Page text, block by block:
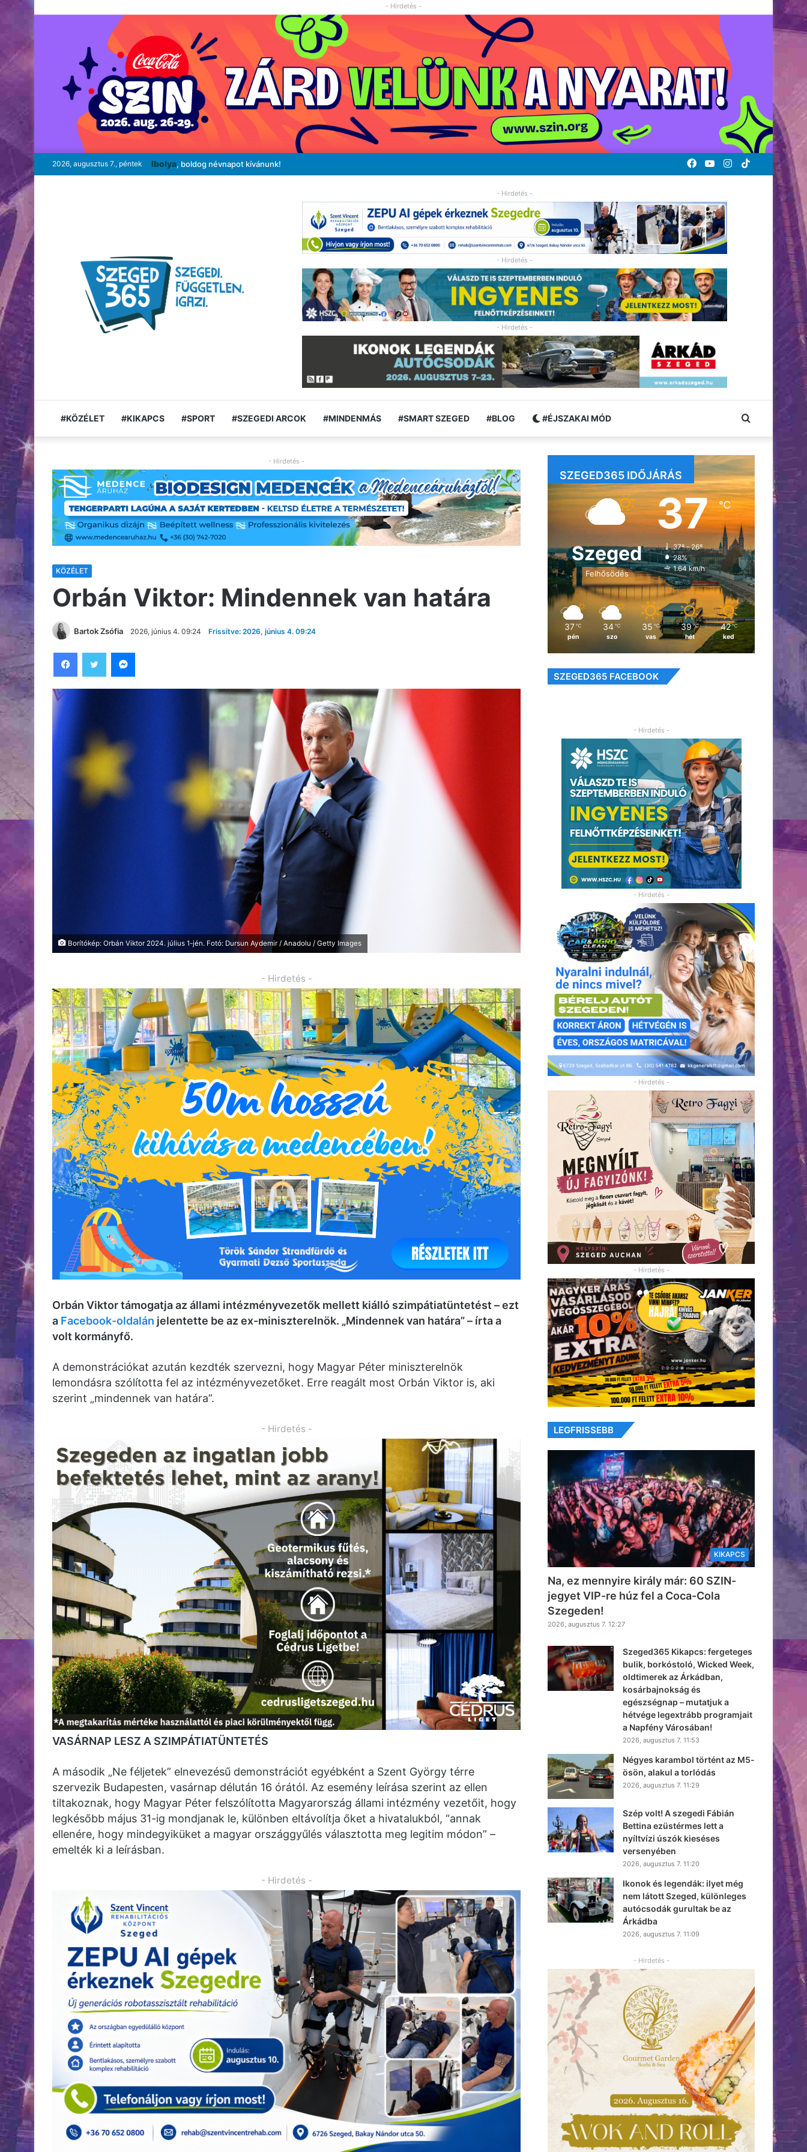
- Hirdetés -
2026, augusztus 7., péntek Ibolya, boldog névnapot kívánunk! TikTok
Instagram
YouTube
Facebook
- Hirdetés -
- Hirdetés -
- Hirdetés -
#KÖZÉLET #KIKAPCS #SPORT #SZEGEDI ARCOK #MINDENMÁS #SMART SZEGED #BLOG #ÉJSZAKAI MÓD Keresés:
- Hirdetés -
KÖZÉLET
Orbán Viktor: Mindennek van határa
Bartok Zsófia 2026, június 4. 09:24 Frissítve: 2026, június 4. 09:24
Borítókép: Orbán Viktor 2024. július 1-jén. Fotó: Dursun Aydemir / Anadolu / Getty Images
- Hirdetés -
Orbán Viktor támogatja az állami intézményvezetők mellett kiálló szimpátiatüntetést – ezt
a Facebook-oldalán jelentette be az ex-miniszterelnök. „Mindennek van határa” – írta a
volt kormányfő.
A demonstrációkat azután kezdték szervezni, hogy Magyar Péter miniszterelnök
lemondásra szólította fel az intézményvezetőket. Erre reagált most Orbán Viktor is, aki
szerint „mindennek van határa”.
- Hirdetés -
VASÁRNAP LESZ A SZIMPÁTIATÜNTETÉS
A második „Ne féljetek” elnevezésű demonstrációt egyébként a Szent György térre
szervezik Budapesten, vasárnap délután 16 órától. Az esemény leírása szerint az ellen
tiltakoznak, hogy Magyar Péter felszólította Magyarország állami intézmény vezetőit, hogy
legkésőbb május 31-ig mondjanak le, különben eltávolítja őket a hivatalukból, “annak
ellenére, hogy mindegyiküket a magyar országgyűlés választotta meg legitim módon” –
emelték ki a leírásban.
- Hirdetés -
SZEGED365 IDŐJÁRÁS
Szeged
Felhősödés
37℃
37º - 26º
28%
1.64 km/h
37 ℃
pén
34 ℃
szo
35 ℃
vas
39 ℃
hét
42 ℃
ked
SZEGED365 FACEBOOK
- Hirdetés -
- Hirdetés -
- Hirdetés -
- Hirdetés -
LEGFRISSEBB
KIKAPCS
Na, ez mennyire király már: 60 SZIN-
jegyet VIP-re húz fel a Coca-Cola
Szegeden!
2026, augusztus 7. 12:27
Szeged365 Kikapcs: fergeteges
bulik, borkóstoló, Wicked Week,
oldtimerek az Árkádban,
kosárbajnokság és
egészségnap – mutatjuk a
hétvége legextrább programjait
a Napfény Városában!
2026, augusztus 7. 11:53
Négyes karambol történt az M5-
ösön, alakul a torlódás
2026, augusztus 7. 11:29
Szép volt! A szegedi Fábián
Bettina ezüstérmes lett a
nyíltvízi úszók kieséses
versenyében
2026, augusztus 7. 11:20
Ikonok és legendák: ilyet még
nem látott Szeged, különleges
autócsodák gurultak be az
Árkádba
2026, augusztus 7. 11:09
- Hirdetés -